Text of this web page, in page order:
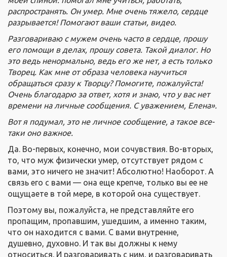
распространять. Он умер. Мне очень тяжело, сердце
разрывается! Помогают ваши статьи, видео.
Разговариваю с мужем очень часто в сердце, прошу
его помощи в делах, прошу совета. Такой диалог. Но
это ведь ненормально, ведь его же нет, а есть только
Творец. Как мне от образа человека научиться
обращаться сразу к Творцу? Помогите, пожалуйста!
Очень благодарю за ответ, хотя и знаю, что у вас нет
времени на личные сообщения. С уважением, Елена».
Вот я подумал, это не личное сообщение, а такое все-
таки оно важное.
Да. Во-первых, конечно, мои сочувствия. Во-вторых,
то, что муж физически умер, отсутствует рядом с
вами, это ничего не значит! Абсолютно! Наоборот. А
связь его с вами — она еще крепче, только вы ее не
ощущаете в той мере, в которой она существует.
Поэтому вы, пожалуйста, не представляйте его
пропащим, пропавшим, ушедшим, а именно таким,
что он находится с вами. С вами внутренне,
душевно, духовно. И так вы должны к нему
относиться. И разговаривать с ним, и разговаривать